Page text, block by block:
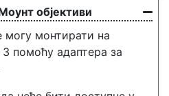
објективи
могу монтирати на
помоћу адаптера за